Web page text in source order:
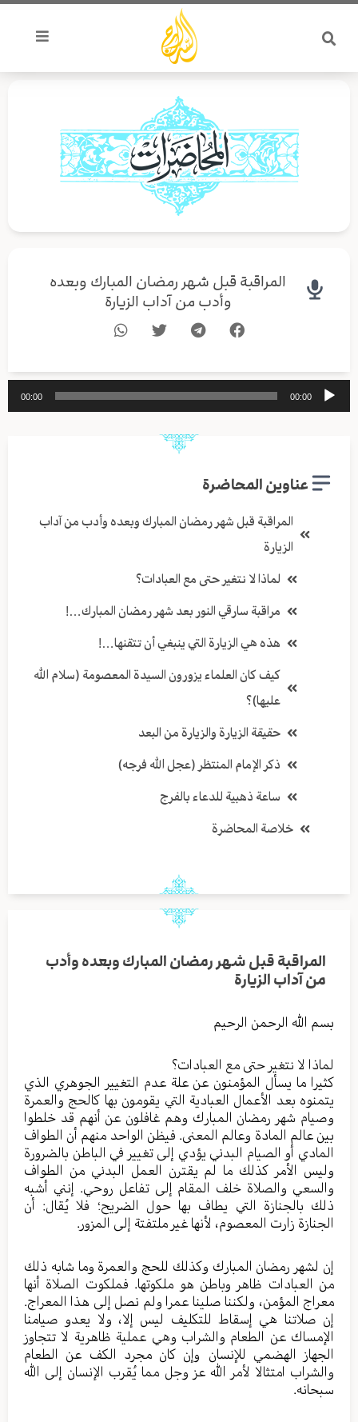
تخطي
المحتوى
المراقبة قبل شهر رمضان المبارك وبعده
وأدب من آداب الزيارة
مشغل
الصوت
00:00
00:00
عناوين المحاضرة
المراقبة قبل شهر رمضان المبارك وبعده وأدب من آداب
الزيارة
لماذا لا نتغير حتى مع العبادات؟
مراقبة سارقي النور بعد شهر رمضان المبارك…!
هذه هي الزيارة التي ينبغي أن تتقنها…!
كيف كان العلماء يزورون السيدة المعصومة (سلام الله
عليها)؟
حقيقة الزيارة والزيارة من البعد
ذكر الإمام المنتظر (عجل الله فرجه)
ساعة ذهبية للدعاء بالفرج
خلاصة المحاضرة
المراقبة قبل شهر رمضان المبارك وبعده وأدب
من آداب الزيارة
بسم الله الرحمن الرحيم
لماذا لا نتغير حتى مع العبادات؟
كثيرا ما يسأل المؤمنون عن علة عدم التغيير الجوهري الذي
يتمنوه بعد الأعمال العبادية التي يقومون بها كالحج والعمرة
وصيام شهر رمضان المبارك وهم غافلون عن أنهم قد خلطوا
بين عالم المادة وعالم المعنى. فيظن الواحد منهم أن الطواف
المادي أو الصيام البدني يؤدي إلى تغيير في الباطن بالضرورة
وليس الأمر كذلك ما لم يقترن العمل البدني من الطواف
والسعي والصلاة خلف المقام إلى تفاعل روحي. إنني أشبه
ذلك بالجنازة التي يطاف بها حول الضريح؛ فلا يُقال: أن
الجنازة زارت المعصوم، لأنها غير ملتفتة إلى المزور.
إن لشهر رمضان المبارك وكذلك للحج والعمرة وما شابه ذلك
من العبادات ظاهر وباطن هو ملكوتها. فملكوت الصلاة أنها
معراج المؤمن، ولكننا صلينا عمرا ولم نصل إلى هذا المعراج.
إن صلاتنا هي إسقاط للتكليف ليس إلا، ولا يعدو صيامنا
الإمساك عن الطعام والشراب وهي عملية ظاهرية لا تتجاوز
الجهاز الهضمي للإنسان وإن كان مجرد الكف عن الطعام
والشراب امتثالا لأمر الله عز وجل مما يُقرب الإنسان إلى الله
سبحانه.